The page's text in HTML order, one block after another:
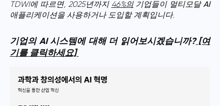
TDWI에 따르면, 2025년까지 46%의기업들이 멀티모달 AI
애플리케이션을 사용하거나 도입할 계획입니다.
기업의 AI 시스템에 대해 더 읽어보시겠습니까?[여
기를 클릭하세요]